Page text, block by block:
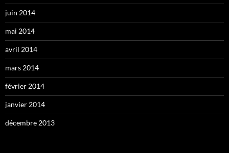
juin 2014
mai 2014
avril 2014
mars 2014
février 2014
janvier 2014
décembre 2013